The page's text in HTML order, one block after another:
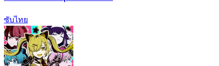
ซับไทย